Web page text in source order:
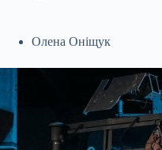
Олена Оніщук